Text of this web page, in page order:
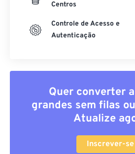
Centros
Controle de Acesso e
Autenticação
Quer converter
grandes sem filas
Atualize
Inscrever-se